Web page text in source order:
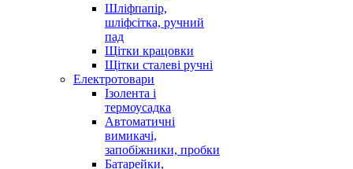
Шліфпапір,
шліфсітка, ручний
пад
Щітки крацовки
Щітки сталеві ручні
Електротовари
Ізолента і
термоусадка
Автоматичні
вимикачі,
запобіжники, пробки
Батарейки,